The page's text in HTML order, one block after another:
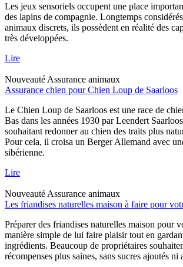
Les jeux sensoriels occupent une place
des lapins de compagnie. Longtemps
animaux discrets, ils possèdent en réalité des
très développées.
Lire
Nouveauté Assurance animaux
Assurance chien pour Chien Loup de Saarloos
Le Chien Loup de Saarloos est une race de
Bas dans les années 1930 par Leendert
souhaitant redonner au chien des traits plus
Pour cela, il croisa un Berger Allemand avec
sibérienne.
Lire
Nouveauté Assurance animaux
Les friandises naturelles maison à faire pour
Préparer des friandises naturelles maison pour
manière simple de lui faire plaisir tout en
ingrédients. Beaucoup de propriétaires
récompenses plus saines, sans sucres ajoutés